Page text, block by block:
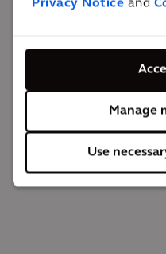
Privacy Notice and
Manage
Use
到2030年的二氧化碳减排量
卫普10%的供热需求，
础。为了将这一愿景变
其他计划中的基础设施
用剩余热量，安特卫普
促进了价格稳定 ，从而使